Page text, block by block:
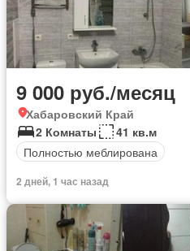
9 000 руб./месяц
Хабаровский Край
2 Комнаты
41 кв.м
Полностью меблирована
2 дней, 1 час назад